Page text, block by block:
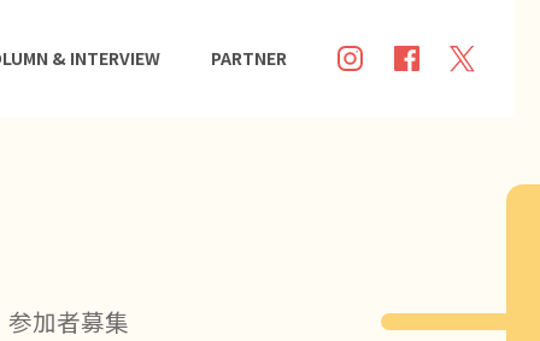
& INTERVIEW PARTNER
参加者募集